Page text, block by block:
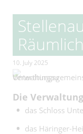
10. July 2025
Die
das Schloss
das Häringer-